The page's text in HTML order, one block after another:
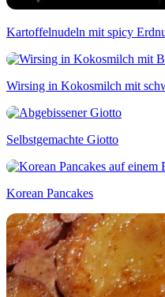
Kartoffelnudeln mit spicy
Wirsing in Kokosmilch mit
Selbstgemachte Giotto
Korean Pancakes